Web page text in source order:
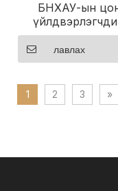
БНХАУ-ын
дууны
цонх, хотын
хамгаалалттай
лавлах
1 2 3 »